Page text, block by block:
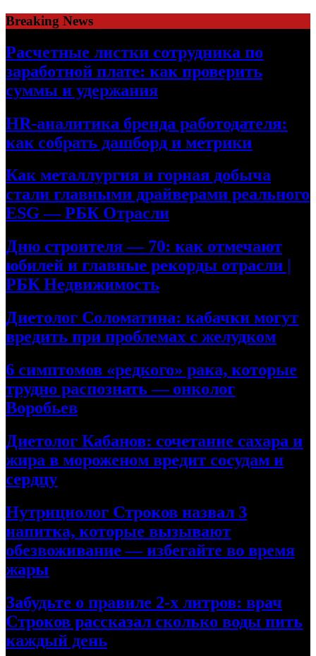
Skip
to
content
Breaking News
Расчетные листки сотрудника по
заработной плате: как проверить
суммы и удержания
HR-аналитика бренда работодателя:
как собрать дашборд и метрики
Как металлургия и горная добыча
стали главными драйверами реального
ESG — РБК Отрасли
Дню строителя — 70: как отмечают
юбилей и главные рекорды отрасли |
РБК Недвижимость
Диетолог Соломатина: кабачки могут
вредить при проблемах с желудком
6 симптомов «редкого» рака, которые
трудно распознать — онколог
Воробьев
Диетолог Кабанов: сочетание сахара и
жира в мороженом вредит сосудам и
сердцу
Нутрициолог Строков назвал 3
напитка, которые вызывают
обезвоживание — избегайте во время
жары
Забудьте о правиле 2-х литров: врач
Строков рассказал сколько воды пить
каждый день